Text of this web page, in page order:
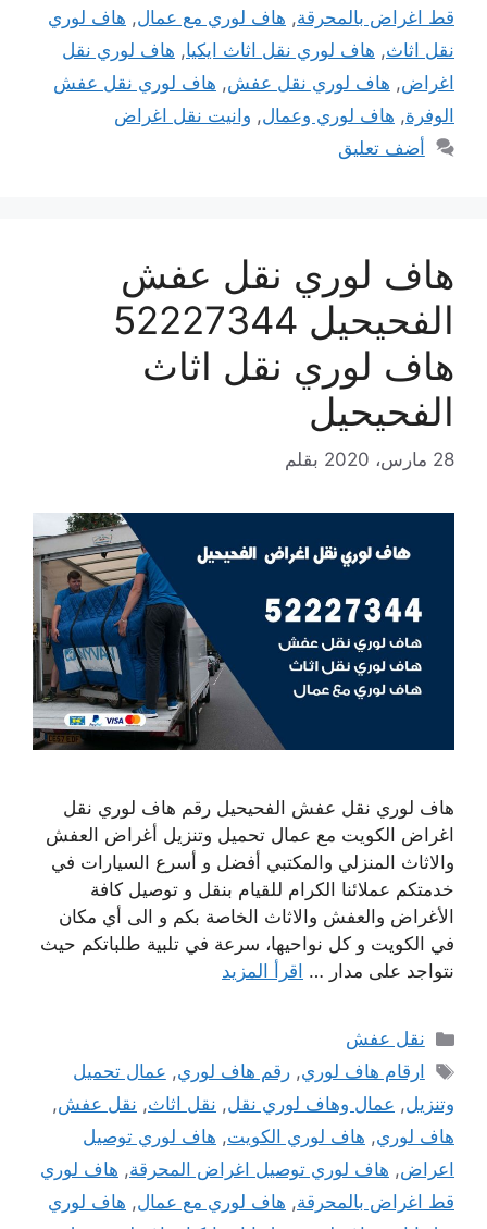
قط اغراض بالمحرقة, هاف لوري مع عمال, هاف لوري
نقل اثاث, هاف لوري نقل اثاث ايكيا, هاف لوري نقل
اغراض, هاف لوري نقل عفش, هاف لوري نقل عفش
الوفرة, هاف لوري وعمال, وانيت نقل اغراض
أضف تعليق
هاف لوري نقل عفش
الفحيحيل 52227344
هاف لوري نقل اثاث
الفحيحيل
28 مارس، 2020 بقلم
هاف لوري نقل عفش الفحيحيل رقم هاف لوري نقل
اغراض الكويت مع عمال تحميل وتنزيل أغراض العفش
والاثاث المنزلي والمكتبي أفضل و أسرع السيارات في
خدمتكم عملائنا الكرام للقيام بنقل و توصيل كافة
الأغراض والعفش والاثاث الخاصة بكم و الى أي مكان
في الكويت و كل نواحيها، سرعة في تلبية طلباتكم حيث
نتواجد على مدار … اقرأ المزيد
التصنيفات
نقل عفش
الوسوم
ارقام هاف لوري,رقم هاف لوري, عمال تحميل
وتنزيل, عمال وهاف لوري نقل, نقل اثاث, نقل عفش,
هاف لوري, هاف لوري الكويت, هاف لوري توصيل
اعراض, هاف لوري توصيل اغراض المحرقة, هاف لوري
قط اغراض بالمحرقة, هاف لوري مع عمال, هاف لوري